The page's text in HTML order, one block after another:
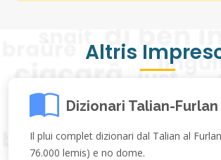
Altris
Dizionari Talian-Furlan
Il plui complet dizionari dal Talian al
76.000 lemis) e no dome.